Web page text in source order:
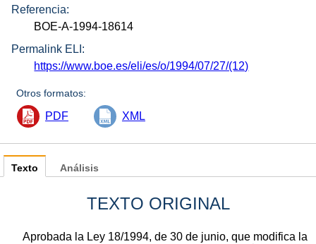
Referencia:
BOE-A-1994-18614
Permalink ELI:
https://www.boe.es/eli/es/o/1994/07/27/(12)
Otros formatos:
PDF XML
Texto
TEXTO ORIGINAL
Aprobada la Ley 18/1994, de 30 de junio, que modifica la
Análisis